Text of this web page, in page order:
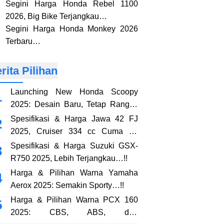
Segini Harga Honda Rebel 1100
2026, Big Bike Terjangkau…
Segini Harga Honda Monkey 2026
Terbaru…
Pilihan
Launching New Honda Scoopy
2025: Desain Baru, Tetap Rangka
eSAF…!!
Spesifikasi & Harga Jawa 42 FJ
2025, Cruiser 334 cc Cuma 38
Jutaan…!!
Spesifikasi & Harga Suzuki GSX-
R750 2025, Lebih Terjangkau…!!
Harga & Pilihan Warna Yamaha
Aerox 2025: Semakin Sporty…!!
Harga & Pilihan Warna PCX 160
2025: CBS, ABS, dan